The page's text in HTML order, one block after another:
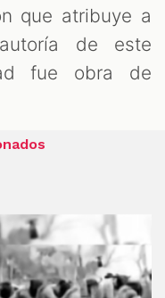
que atribuye a
de este
fue obra de